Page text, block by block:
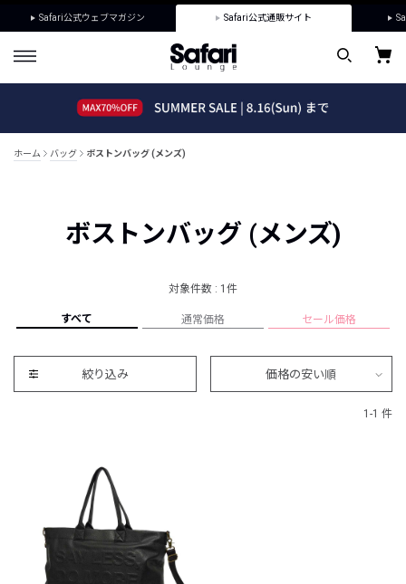
Safari公式ウェブマガジン Safari公式通販サイト
ホーム バッグ ボストンバッグ (メンズ)
ボストンバッグ (メンズ)
対象件数 : 1件
すべて 通常価格 セール価格
絞り込み 価格の安い順
1-1 件